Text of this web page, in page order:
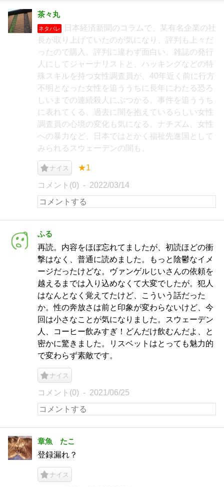
茶々丸
ネタバレ
日本経済新聞のコラムで、某有名企業の社
長が取り上げていたのが気になり、評判も上々だ
ったので購入。評判に違わず面白い。雑誌の発行
人にしてジャーナリストと、ハッキングなどの特
殊スキルを持つ女性調査員が、40年近く前に行方
不明となった女性を追ううちに長年にわたる恐ろ
しいまでの連続殺人にぶつかる。事件を追ううち
に表れてくる、過去に闇を抱えているらしい女性
調査員の心境の変化も気になる。ナチズム、女性
への暴力など、日本ではとかく福祉先進国として
みられるスウェーデンの闇も。
ナイス ★1
コメント(0) 2022/03/14
ふる
再読。内容をほぼ忘れてましたが、初読ほどの衝
撃はなく、普通に読めました。もっと陰鬱なイメ
ージだったけどな。ヴァンゲルじいさんの依頼を
越えるまでは入り込めなくて大変でしたが。犯人
はなんとなく覚えてたけど、こういう話だった
か。性の奔放さは前と印象が変わらないけど、今
回は小さなことが気になりました。スウェーデン
人、コーヒー飲みすぎ！どんだけ飲むんだよ、と
密かに驚きました。リスベットはとっても魅力的
で変わらず素敵です。
ナイス
コメント(0) 2021/06/25
章魚 たこ
登録漏れ？
ナイス